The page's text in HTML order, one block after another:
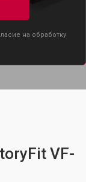
на обработку
VF-